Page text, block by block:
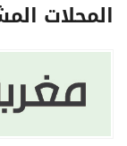
المحلات